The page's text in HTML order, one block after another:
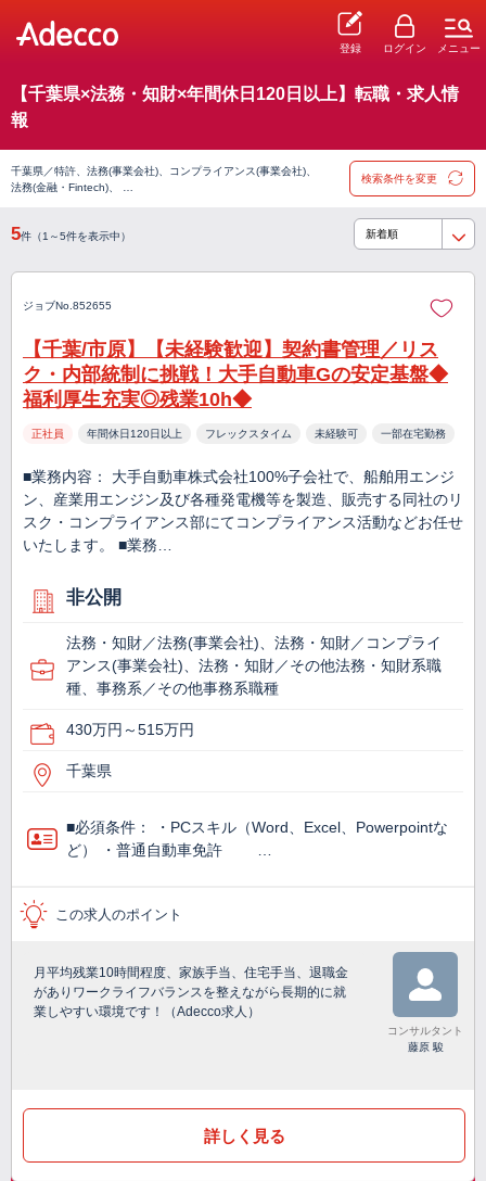
登録 ログイン メニュー
【千葉県×法務・知財×年間休日120日以上】転職・求人情
報
千葉県／特許、法務(事業会社)、コンプライアンス(事業会社)、
法務(金融・Fintech)、 …
検索条件を変更
5件（1～5件を表示中）
ジョブNo.852655
【千葉/市原】【未経験歓迎】契約書管理／リス
ク・内部統制に挑戦！大手自動車Gの安定基盤◆
福利厚生充実◎残業10h◆
正社員 年間休日120日以上 フレックスタイム 未経験可 一部在宅勤務
■業務内容： 大手自動車株式会社100%子会社で、船舶用エンジ
ン、産業用エンジン及び各種発電機等を製造、販売する同社のリ
スク・コンプライアンス部にてコンプライアンス活動などお任せ
いたします。 ■業務…
非公開
法務・知財／法務(事業会社)、法務・知財／コンプライ
アンス(事業会社)、法務・知財／その他法務・知財系職
種、事務系／その他事務系職種
430万円～515万円
千葉県
■必須条件： ・PCスキル（Word、Excel、Powerpointな
ど） ・普通自動車免許 …
この求人のポイント
月平均残業10時間程度、家族手当、住宅手当、退職金
がありワークライフバランスを整えながら長期的に就
業しやすい環境です！（Adecco求人）
コンサルタント
藤原 駿
詳しく見る